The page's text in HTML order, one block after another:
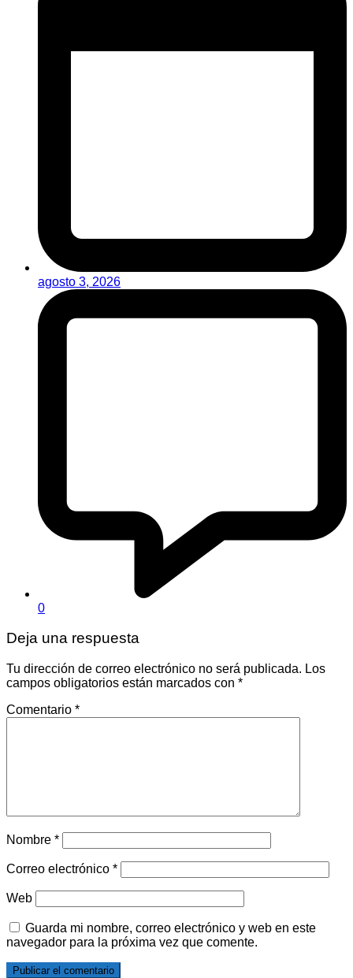
agosto 3, 2026
0
Deja una respuesta
Tu dirección de correo electrónico no será publicada. Los
campos obligatorios están marcados con *
Comentario *
Nombre *
Correo electrónico *
Web
Guarda mi nombre, correo electrónico y web en este
navegador para la próxima vez que comente.